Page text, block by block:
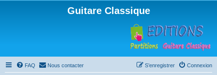
Guitare Classique
FAQ Nous contacter Connexion
S’enregistrer